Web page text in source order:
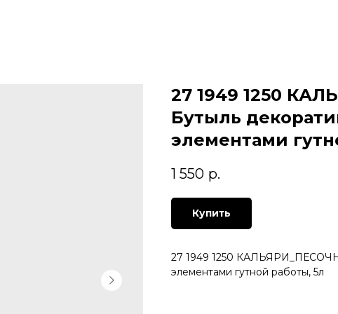
27 1949 1250
Бутыль
элементами
1 550 р.
Купить
27 1949 1250
элементами гутной работы, 5л